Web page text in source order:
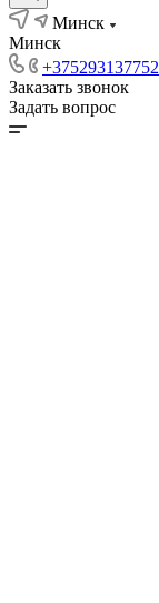
Минск
Минск
+375293137752
Заказать звонок
Задать вопрос